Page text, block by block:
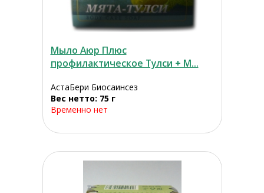
Мыло Аюр Плюс
профилактическое Тулси + М...
АстаБери Биосаинсез
Вес нетто: 75 г
Временно нет